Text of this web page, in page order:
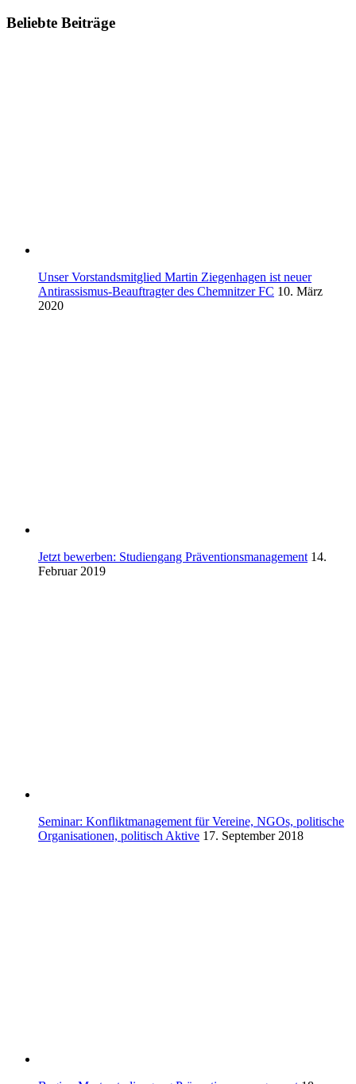
Beliebte Beiträge
Unser Vorstandsmitglied Martin Ziegenhagen ist neuer
Antirassismus-Beauftragter des Chemnitzer FC 10. März
2020
Jetzt bewerben: Studiengang Präventionsmanagement 14.
Februar 2019
Seminar: Konfliktmanagement für Vereine, NGOs, politische
Organisationen, politisch Aktive 17. September 2018